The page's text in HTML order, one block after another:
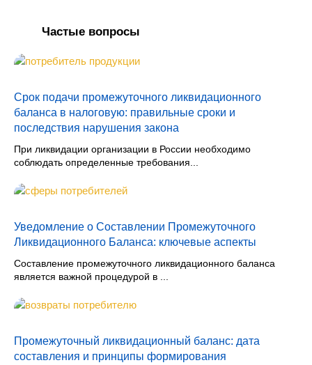
Частые вопросы
Срок подачи промежуточного ликвидационного
баланса в налоговую: правильные сроки и
последствия нарушения закона
При ликвидации организации в России необходимо
соблюдать определенные требования...
Уведомление о Составлении Промежуточного
Ликвидационного Баланса: ключевые аспекты
Составление промежуточного ликвидационного баланса
является важной процедурой в ...
Промежуточный ликвидационный баланс: дата
составления и принципы формирования